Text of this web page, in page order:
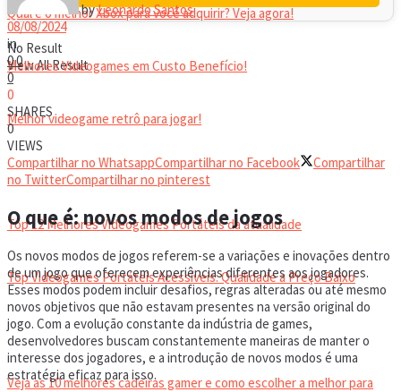
No Result
View All Result
Qual é o melhor Xbox para você adquirir? Veja agora!
Melhores Videogames em Custo Benefício!
Melhor videogame retrô para jogar!
VIDEOGAMES PORTÁTEIS
Top 12 Melhores Videogames Portáteis da atualidade
Top Videogames Portáteis Acessíveis: Qualidade a Preço Baixo
CADEIRA GAMER
Veja as 10 melhores cadeiras gamer e como escolher a melhor para
byLeonardo Santos
08/08/2024
in
00
0
0
SHARES
0
VIEWS
Compartilhar no WhatsappCompartilhar no Facebook
Compartilhar
no TwitterCompartilhar no pinterest
O que é: novos modos de jogos
Os novos modos de jogos referem-se a variações e inovações dentro
de um jogo que oferecem experiências diferentes aos jogadores.
Esses modos podem incluir desafios, regras alteradas ou até mesmo
novos objetivos que não estavam presentes na versão original do
jogo. Com a evolução constante da indústria de games,
desenvolvedores buscam constantemente maneiras de manter o
interesse dos jogadores, e a introdução de novos modos é uma
estratégia eficaz para isso.